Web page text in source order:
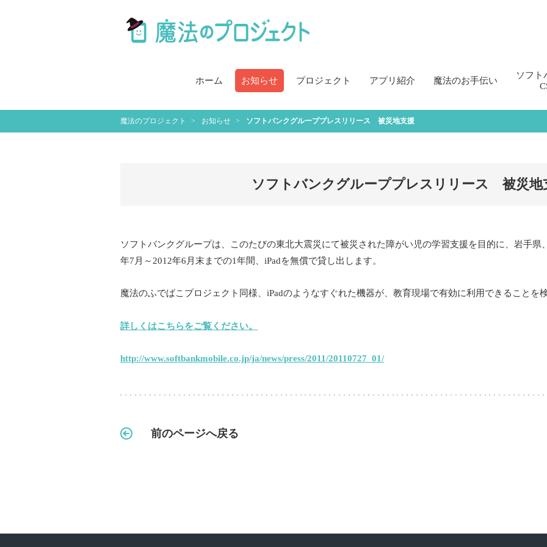
ホーム お知らせ プロジェクト アプリ紹介 魔法のお手伝い
ソフト
魔法のプロジェクト お知らせ ソフトバンクグループプレスリリース 被災地支援
ソフトバンクグループプレスリリース 被災地
ソフトバンクグループは、このたびの東北大震災にて被災された障がい児の学習支援を目的に、岩手県
年7月～2012年6月末までの1年間、iPadを無償で貸し出します。
魔法のふでばこプロジェクト同様、iPadのようなすぐれた機器が、教育現場で有効に利用できることを
詳しくはこちらをご覧ください。
http://www.softbankmobile.co.jp/ja/news/press/2011/20110727_01/
前のページへ戻る